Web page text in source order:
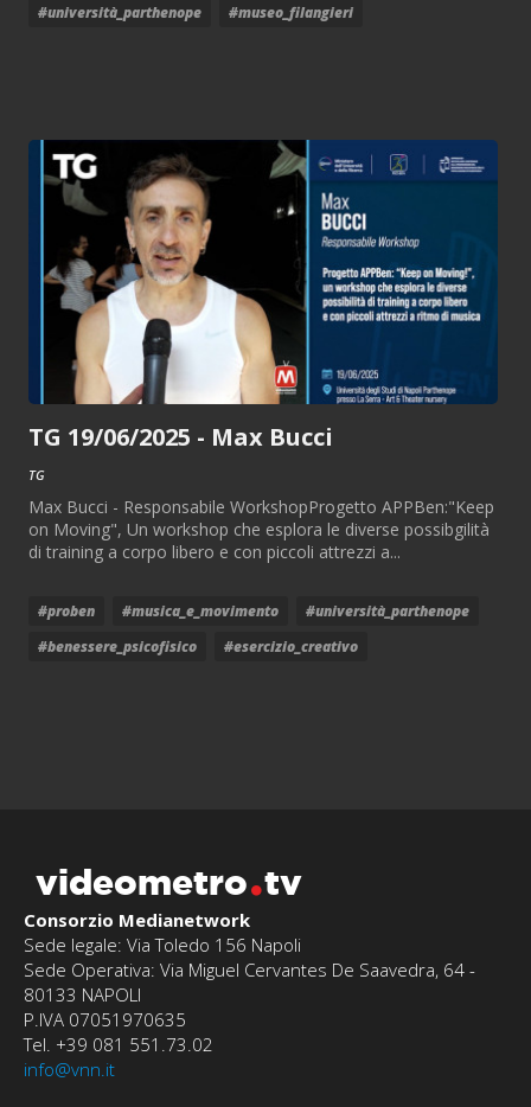
#università_parthenope
#museo_filangieri
TG 19/06/2025 - Max Bucci
TG
Max Bucci - Responsabile WorkshopProgetto APPBen:"Keep
on Moving", Un workshop che esplora le diverse possibgilità
di training a corpo libero e con piccoli attrezzi a...
#proben #musica_e_movimento
#università_parthenope
#benessere_psicofisico
#esercizio_creativo
videometro tv
Consorzio Medianetwork
Sede legale: Via Toledo 156 Napoli
Sede Operativa: Via Miguel Cervantes De Saavedra, 64 -
80133 NAPOLI
P.IVA 07051970635
Tel. +39 081 551.73.02
info@vnn.it